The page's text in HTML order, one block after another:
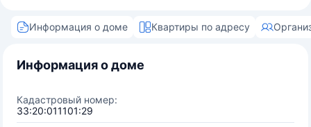
Информация о доме Квартиры по адресу
Информация о доме
Кадастровый номер:
33:20:011101:29